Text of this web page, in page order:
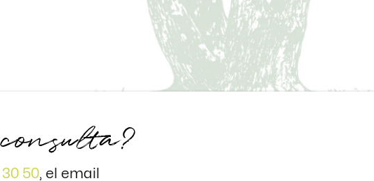
50 , el email